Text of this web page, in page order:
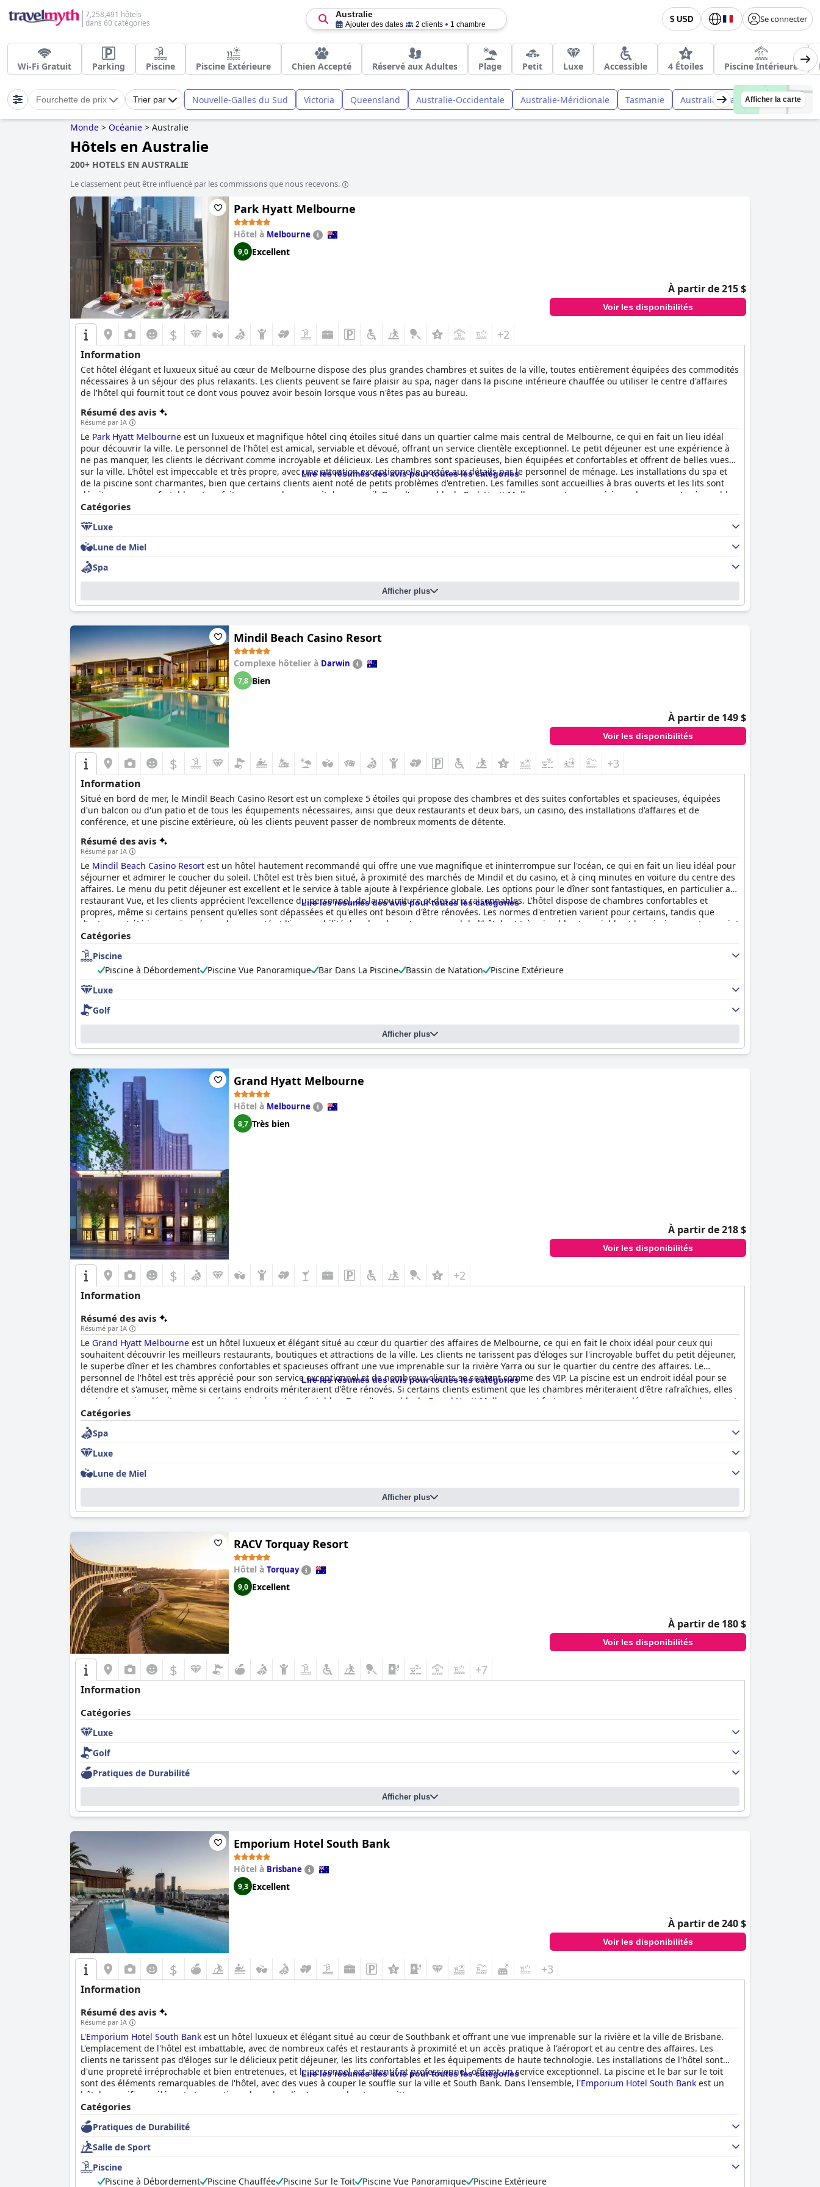
7,258,491 hôtels
dans 60 catégories
$ USD Se connecter
Australie
Ajouter des dates 2 clients 1 chambre
Wi-Fi Gratuit Parking Piscine Piscine Extérieure Chien Accepté Réservé aux Adultes Plage Petit Luxe Accessible 4 Étoiles Piscine Intérieure
Fourchette de prix Trier par Nouvelle-Galles du Sud Victoria Queensland Australie-Occidentale Australie-Méridionale Tasmanie Australian Capital Territory
Afficher la carte
Monde > Océanie > Australie
Hôtels en Australie
200+ HOTELS EN AUSTRALIE
Le classement peut être influencé par les commissions que nous recevons.
Park Hyatt Melbourne
Hôtel à Melbourne
9,0 Excellent
À partir de 215 $
Voir les disponibilités
$ +2
Information
Cet hôtel élégant et luxueux situé au cœur de Melbourne dispose des plus grandes chambres et suites de la ville, toutes entièrement équipées des commodités
nécessaires à un séjour des plus relaxants. Les clients peuvent se faire plaisir au spa, nager dans la piscine intérieure chauffée ou utiliser le centre d'affaires
de l'hôtel qui fournit tout ce dont vous pouvez avoir besoin lorsque vous n'êtes pas au bureau.
Résumé des avis
Résumé par IA
Le Park Hyatt Melbourne est un luxueux et magnifique hôtel cinq étoiles situé dans un quartier calme mais central de Melbourne, ce qui en fait un lieu idéal
pour découvrir la ville. Le personnel de l'hôtel est amical, serviable et dévoué, offrant un service clientèle exceptionnel. Le petit déjeuner est une expérience à
ne pas manquer, les clients le décrivant comme incroyable et délicieux. Les chambres sont spacieuses, bien équipées et confortables et offrent de belles vues
sur la ville. L'hôtel est impeccable et très propre, avec une attention exceptionnelle portée aux détails par le personnel de ménage. Les installations du spa et
de la piscine sont charmantes, bien que certains clients aient noté de petits problèmes d'entretien. Les familles sont accueillies à bras ouverts et les lits sont
décrits comme confortables et parfaits pour une bonne nuit de sommeil. Dans l'ensemble, le Park Hyatt Melbourne
est une expérience luxueuse et mémorable,
parfaite pour ceux qui recherchent un lieu de séjour chaleureux et convivial à Melbourne.
Lire les résumés des avis pour toutes les catégories
Catégories
Luxe
Lune de Miel
Spa
Afficher plus
Mindil Beach Casino Resort
Complexe hôtelier à Darwin
7,8 Bien
À partir de 149 $
Voir les disponibilités
$ +3
Information
Situé en bord de mer, le Mindil Beach Casino Resort est un complexe 5 étoiles qui propose des chambres et des suites confortables et spacieuses, équipées
d'un balcon ou d'un patio et de tous les équipements nécessaires, ainsi que deux restaurants et deux bars, un casino, des installations d'affaires et de
conférence, et une piscine extérieure, où les clients peuvent passer de nombreux moments de détente.
Résumé des avis
Résumé par IA
Le Mindil Beach Casino Resort est un hôtel hautement recommandé qui offre une vue magnifique et ininterrompue sur l'océan, ce qui en fait un lieu idéal pour
séjourner et admirer le coucher du soleil. L'hôtel est très bien situé, à proximité des marchés de Mindil et du casino, et à cinq minutes en voiture du centre des
affaires. Le menu du petit déjeuner est excellent et le service à table ajoute à l'expérience globale. Les options pour le dîner sont fantastiques, en particulier au
restaurant Vue, et les clients apprécient l'excellence du personnel, de la nourriture et des prix raisonnables. L'hôtel dispose de chambres confortables et
propres, même si certains pensent qu'elles sont dépassées et qu'elles ont besoin d'être rénovées. Les normes d'entretien varient pour certains, tandis que
d'autres ont été impressionnés par la propreté et l'impeccabilité des chambres. Le personnel de l'hôtel est très aimable et serviable et les piscines sont un point
fort. La plage privée et la proximité du Mindil Beach Market sont des atouts supplémentaires, bien que le bruit de la piscine puisse être un problème. Certains
clients ont eu des problèmes avec le casino, mais la plupart des commentaires sur le casino sont positifs.
Lire les résumés des avis pour toutes les catégories
Catégories
Piscine
Piscine à Débordement
Piscine Vue Panoramique Bar Dans La Piscine Bassin de Natation
Piscine Extérieure
Luxe
Golf
Afficher plus
Grand Hyatt Melbourne
Hôtel à Melbourne
8,7 Très bien
À partir de 218 $
Voir les disponibilités
$ +2
Information
Résumé des avis
Résumé par IA
Le Grand Hyatt Melbourne est un hôtel luxueux et élégant situé au cœur du quartier des affaires de Melbourne, ce qui en fait le choix idéal pour ceux qui
souhaitent découvrir les meilleurs restaurants, boutiques et attractions de la ville. Les clients ne tarissent pas d'éloges sur l'incroyable buffet du petit déjeuner,
le superbe dîner et les chambres confortables et spacieuses offrant une vue imprenable sur la rivière Yarra ou sur le quartier du centre des affaires. Le
personnel de l'hôtel est très apprécié pour son service exceptionnel et de nombreux clients se sentent comme des VIP. La piscine est un endroit idéal pour se
détendre et s'amuser, même si certains endroits mériteraient d'être rénovés. Si certains clients estiment que les chambres mériteraient d'être rafraîchies, elles
sont néanmoins décrites comme étant soignées et confortables. Dans l'ensemble, le
Grand Hyatt Melbourne
est fortement recommandé pour son emplacement
idéal, son hébergement luxueux et son service clientèle exceptionnel.
Lire les résumés des avis pour toutes les catégories
Catégories
Spa
Luxe
Lune de Miel
Afficher plus
RACV Torquay Resort
Hôtel à Torquay
9,0 Excellent
À partir de 180 $
Voir les disponibilités
$ +7
Information
Catégories
Luxe
Golf
Pratiques de Durabilité
Afficher plus
Emporium Hotel South Bank
Hôtel à Brisbane
9,3 Excellent
À partir de 240 $
Voir les disponibilités
$ +3
Information
Résumé des avis
Résumé par IA
L'Emporium Hotel South Bank est un hôtel luxueux et élégant situé au cœur de Southbank et offrant une vue imprenable sur la rivière et la ville de Brisbane.
L'emplacement de l'hôtel est imbattable, avec de nombreux cafés et restaurants à proximité et un accès pratique à l'aéroport et au centre des affaires. Les
clients ne tarissent pas d'éloges sur le délicieux petit déjeuner, les lits confortables et les équipements de haute technologie. Les installations de l'hôtel sont
d'une propreté irréprochable et bien entretenues, et le personnel est attentif et professionnel, offrant un service exceptionnel. La piscine et le bar sur le toit
sont des éléments remarquables de l'hôtel, avec des vues à couper le souffle sur la ville et South Bank. Dans l'ensemble, l'Emporium Hotel South Bank est un
hôtel magnifique, élégant et exceptionnel que les clients ne voudront pas quitter.
Lire les résumés des avis pour toutes les catégories
Catégories
Pratiques de Durabilité
Salle de Sport
Piscine
Piscine à Débordement
Piscine Chauffée Piscine Sur le Toit Piscine Vue Panoramique Piscine Extérieure